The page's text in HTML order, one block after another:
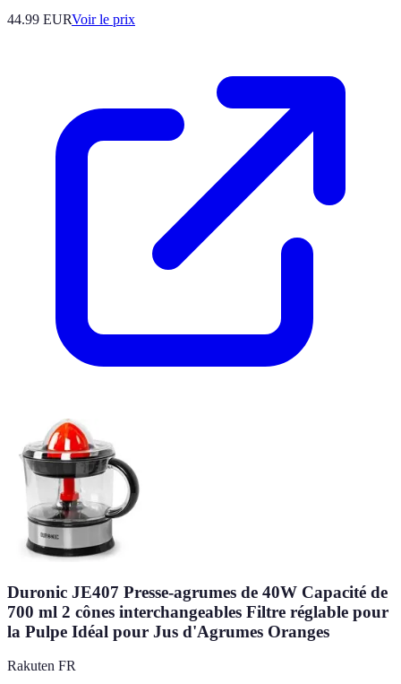
44.99 EURVoir le prix
Duronic JE407 Presse-agrumes de 40W Capacité de
700 ml 2 cônes interchangeables Filtre réglable pour
la Pulpe Idéal pour Jus d'Agrumes Oranges
Rakuten FR